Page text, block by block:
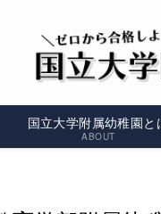
国立大学附属幼稚園と
ABOUT